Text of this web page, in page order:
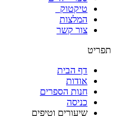
טיקטוק
המלצות
צור קשר
תפריט
דף הבית
אודות
חנות הספרים
כניסה
שיעורים וטיפים